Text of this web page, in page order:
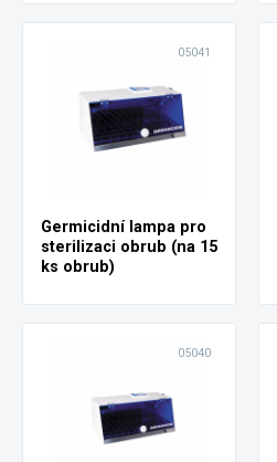
05041
Germicidní lampa pro
sterilizaci obrub (na 15
ks obrub)
05040